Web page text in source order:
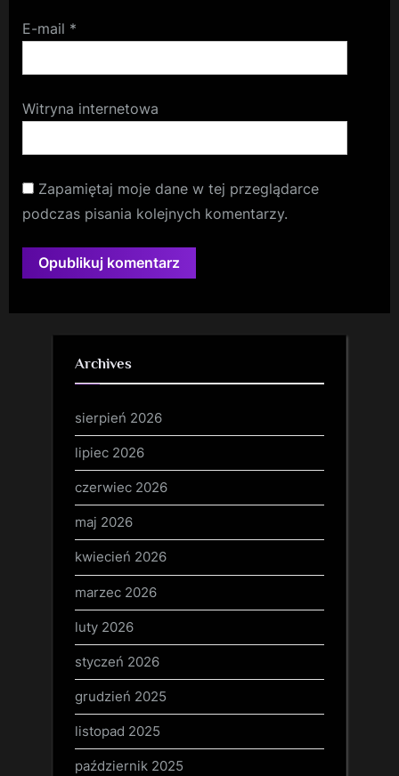
E-mail *
Witryna internetowa
Zapamiętaj moje dane w tej przeglądarce
podczas pisania kolejnych komentarzy.
Archives
sierpień 2026
lipiec 2026
czerwiec 2026
maj 2026
kwiecień 2026
marzec 2026
luty 2026
styczeń 2026
grudzień 2025
listopad 2025
październik 2025